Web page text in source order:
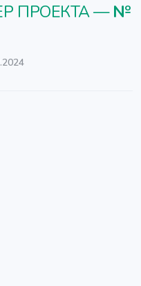
ПРОЕКТА —№